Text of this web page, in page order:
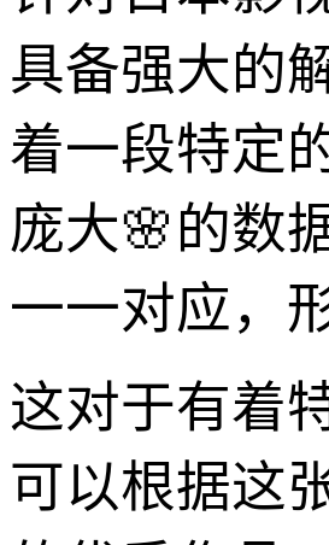
具备强大的
着一段特定
庞大🌸的数
一一对应，
这对于有着
可以根据这